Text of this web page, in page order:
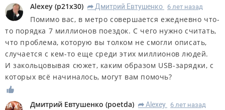
Alexey (p21x30) R Дмитрий Евтушенко 6 лет назад
Помимо вас, в метро совершается ежедневно что-
то порядка 7 миллионов поездок. С чего нужно считать,
что проблема, которую вы толком не смогли описать,
случается с кем-то еще среди этих миллионов людей.
И закольцовывая сюжет, каким образом USB-зарядки, с
которых всё начиналось, могут вам помочь?
Дмитрий Евтушенко (poetda) R Alexey 6 лет назад